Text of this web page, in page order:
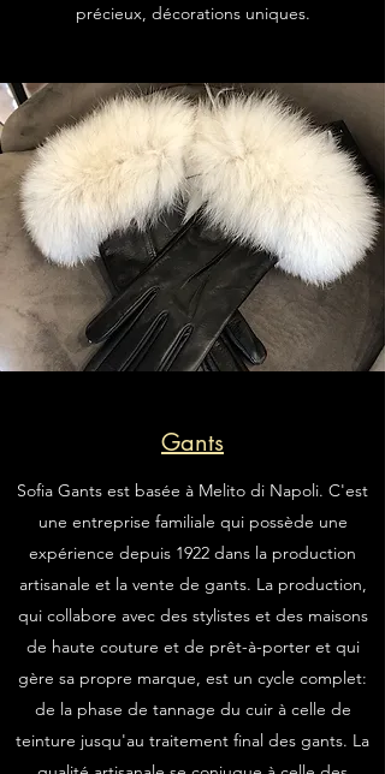
précieux, décorations uniques.
Gants
Sofia Gants est basée à Melito di Napoli. C'est
une entreprise familiale qui possède une
expérience depuis 1922 dans la production
artisanale et la vente de gants. La production,
qui collabore avec des stylistes et des maisons
de haute couture et de prêt-à-porter et qui
gère sa propre marque, est un cycle complet:
de la phase de tannage du cuir à celle de
teinture jusqu'au traitement final des gants. La